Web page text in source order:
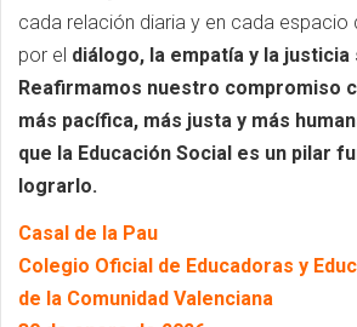
cada relación diaria y en cada
por el diálogo, la empatía y la justicia
Reafirmamos nuestro compromiso
más pacífica, más justa y más
que la Educación Social es un pilar
lograrlo.
Casal de la Pau
Colegio Oficial de Educadoras y
de la Comunidad Valenciana